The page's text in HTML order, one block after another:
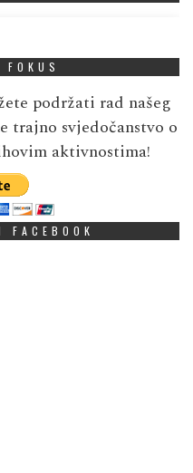
podržati rad našeg
trajno svjedočanstvo o
aktivnostima!
FACEBOOK